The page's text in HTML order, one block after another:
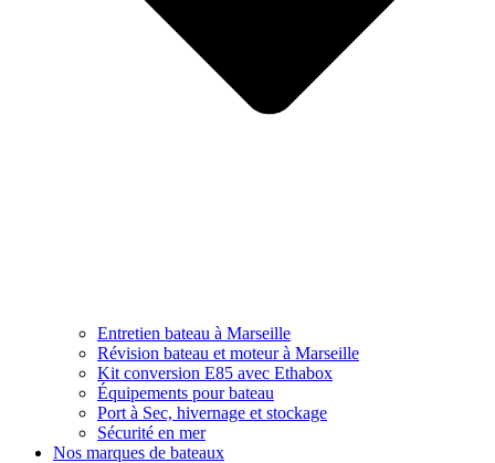
Entretien bateau à Marseille
Révision bateau et moteur à Marseille
Kit conversion E85 avec Ethabox
Équipements pour bateau
Port à Sec, hivernage et stockage
Sécurité en mer
Nos marques de bateaux